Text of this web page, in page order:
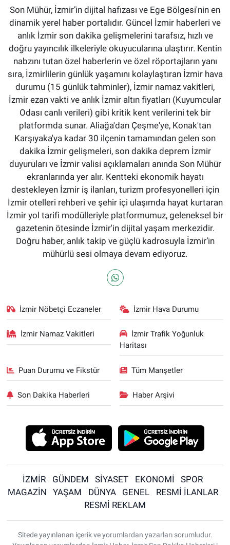
Son Mühür, İzmir’in dijital hafızası ve Ege Bölgesi'nin en
dinamik yerel haber portalıdır. Güncel İzmir haberleri ve
anlık İzmir son dakika gelişmelerini tarafsız, hızlı ve
doğru yayıncılık ilkeleriyle okuyucularına ulaştırır. Kentin
nabzını tutan özel haberlerin ve özel röportajların yanı
sıra, İzmirlilerin günlük yaşamını kolaylaştıran İzmir hava
durumu (15 günlük tahminler), İzmir namaz vakitleri,
İzmir ezan vakti ve anlık İzmir altın fiyatları (Kuyumcular
Odası canlı verileri) gibi kritik kent verilerini tek bir
platformda sunar. Aliağa'dan Çeşme'ye, Konak'tan
Karşıyaka'ya kadar 30 ilçenin tamamından gelen son
dakika İzmir gelişmeleri, son dakika deprem İzmir
duyuruları ve İzmir valisi açıklamaları anında Son Mühür
ekranlarında yer alır. Kentteki ekonomik hayatı
destekleyen İzmir iş ilanları, turizm profesyonelleri için
İzmir otelleri rehberi ve şehir içi ulaşımda hayat kurtaran
İzmir yol tarifi modülleriyle platformumuz, geleneksel bir
gazetenin ötesinde İzmir'in dijital yaşam merkezidir.
Doğru haber, anlık takip ve güçlü kadrosuyla İzmir’in
mühürlü sesi olmaya devam ediyoruz.
İzmir Nöbetçi Eczaneler İzmir Hava Durumu
İzmir Namaz Vakitleri
İzmir Trafik Yoğunluk
Haritası
Puan Durumu ve Fikstür Tüm Manşetler
Son Dakika Haberleri Haber Arşivi
İZMİR GÜNDEM SİYASET EKONOMİ
SPOR
MAGAZİN
YAŞAM DÜNYA GENEL
RESMİ İLANLAR
RESMİ REKLAM
Sitede yayınlanan içerik ve yorumlardan yazarları sorumludur.